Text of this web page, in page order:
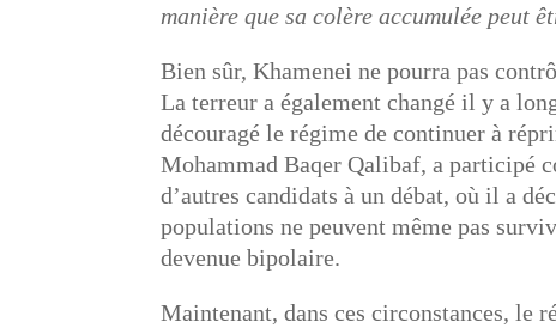
manière que sa colère accumulée peut
Bien sûr, Khamenei ne pourra pas
La terreur a également changé il y a
découragé le régime de continuer à
Mohammad Baqer Qalibaf, a participé
d’autres candidats à un débat, où il a
populations ne peuvent même pas
devenue bipolaire.
Maintenant, dans ces circonstances, le